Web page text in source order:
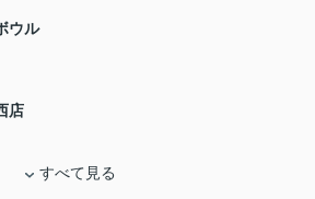
ウル
店
すべて見る